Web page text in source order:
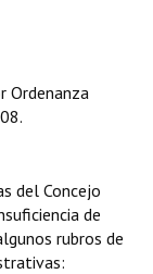
Ordenanza
del Concejo
de
rubros de